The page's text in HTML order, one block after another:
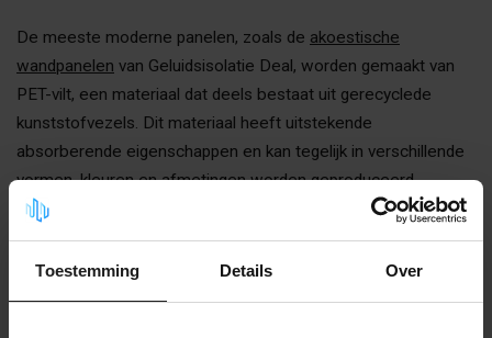
Toestemming Details Over
De meeste moderne panelen, zoals de akoestische
wandpanelen van Geluidsisolatie Deal, worden gemaakt van
PET-vilt, een materiaal dat deels bestaat uit gerecyclede
kunststofvezels. Dit materiaal heeft uitstekende
absorberende eigenschappen en kan tegelijk in verschillende
vormen, kleuren en afmetingen worden geproduceerd.
Het resultaat is een wandoplossing die niet alleen de
veel kantoren, hotels en woonhuizen worden deze panelen